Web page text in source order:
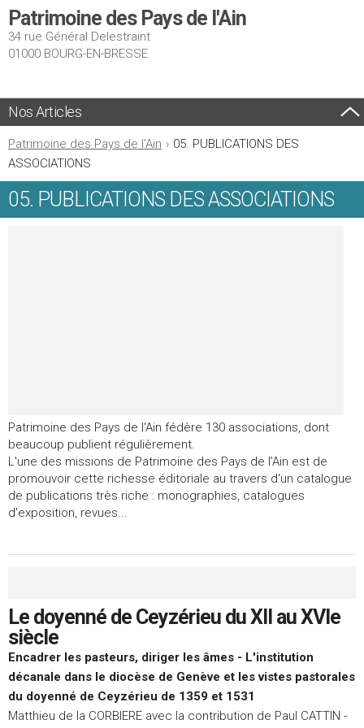
Patrimoine des Pays de l'Ain
34 rue Général Delestraint
01000 BOURG-EN-BRESSE
Nos Articles
Patrimoine des Pays de l'Ain › 05. PUBLICATIONS DES
ASSOCIATIONS
05. PUBLICATIONS DES ASSOCIATIONS
Patrimoine des Pays de l'Ain fédère 130 associations, dont
beaucoup publient régulièrement.
L'une des missions de Patrimoine des Pays de l'Ain est de
promouvoir cette richesse éditoriale au travers d'un catalogue
de publications très riche : monographies, catalogues
d'exposition, revues...
Le doyenné de Ceyzérieu du XII au XVIe
siècle
Encadrer les pasteurs, diriger les âmes - L'institution
décanale dans le diocèse de Genève et les vistes pastorales
du doyenné de Ceyzérieu de 1359 et 1531
Matthieu de la CORBIERE avec la contribution de Paul CATTIN -